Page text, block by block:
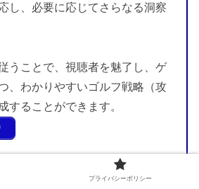
し、必要に応じてさらなる洞察
うことで、視聴者を魅了し、ゲ
、わかりやすいゴルフ戦略（攻
することができます。
& Photo gallery）動画はこ
プライバシーポリシー